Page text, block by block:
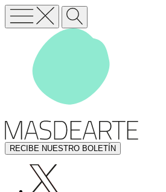
RECIBE NUESTRO BOLETÍN